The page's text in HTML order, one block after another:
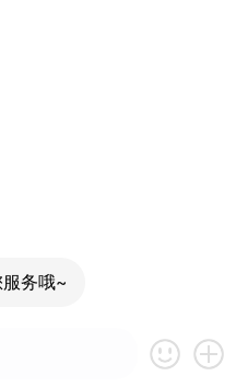
务哦~